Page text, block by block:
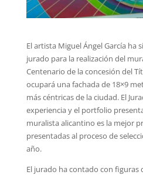
El artista Miguel Ángel García ha
jurado para la realización del
Centenario de la concesión del
ocupará una fachada de 18×9
más céntricas de la ciudad. El
experiencia y el portfolio
muralista alicantino es la mejor
presentadas al proceso de
año.
El jurado ha contado con